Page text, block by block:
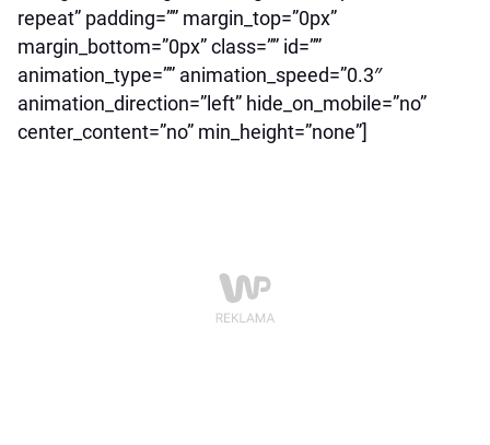
repeat” padding=”” margin_top=”0px”
margin_bottom=”0px” class=”” id=””
animation_type=”” animation_speed=”0.3″
animation_direction=”left” hide_on_mobile=”no”
center_content=”no” min_height=”none”]